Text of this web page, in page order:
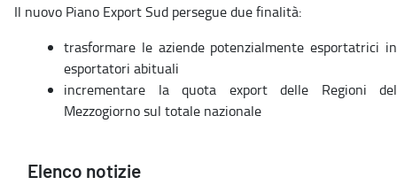
Il nuovo Piano Export Sud persegue due finalità:
trasformare le aziende potenzialmente esportatrici in
esportatori abituali
incrementare la quota export delle Regioni del
Mezzogiorno sul totale nazionale
Elenco notizie